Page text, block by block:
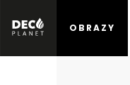
OBRAZY